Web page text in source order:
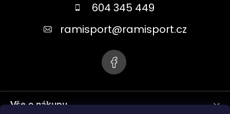
604 345 449
ramisport@ramisport.cz
Vše o nákupu